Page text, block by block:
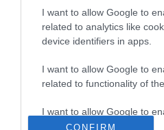
I want to allow Google to
related to analytics like
device identifiers in apps.
I want to allow Google to
related to functionality of
I want to allow Google to
related to personalization.
CONFIRM
Σ. Καλαφάτης: «Η
Τεχνητή Νοημοσύνη
δεν είναι απλώς μια
νέα τεχνολογία, είναι
επανάσταση»
Νέος οδηγός του ΕΚΤ
των ελληνικών
επιχειρήσεων στον